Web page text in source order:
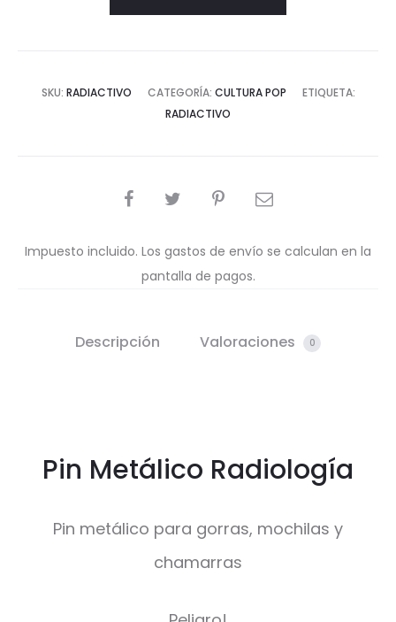
SKU: RADIACTIVO CATEGORÍA: CULTURA POP
ETIQUETA:
RADIACTIVO
COMPARTIR
Impuesto incluido. Los gastos de envío se calculan en la
pantalla de pagos.
Descripción Valoraciones 0
Pin Metálico Radiología
Pin metálico para gorras, mochilas y
chamarras